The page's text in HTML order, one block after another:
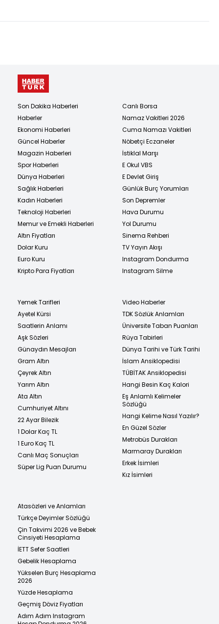
Son Dakika Haberleri
Haberler
Ekonomi Haberleri
Güncel Haberler
Magazin Haberleri
Spor Haberleri
Dünya Haberleri
Sağlık Haberleri
Kadın Haberleri
Teknoloji Haberleri
Memur ve Emekli Haberleri
Altın Fiyatları
Dolar Kuru
Euro Kuru
Kripto Para Fiyatları
Canlı Borsa
Namaz Vakitleri 2026
Cuma Namazı Vakitleri
Nöbetçi Eczaneler
İstiklal Marşı
E Okul VBS
E Devlet Giriş
Günlük Burç Yorumları
Son Depremler
Hava Durumu
Yol Durumu
Sinema Rehberi
TV Yayın Akışı
Instagram Dondurma
Instagram Silme
Yemek Tarifleri
Ayetel Kürsi
Saatlerin Anlamı
Aşk Sözleri
Günaydın Mesajları
Gram Altın
Çeyrek Altın
Yarım Altın
Ata Altın
Cumhuriyet Altını
22 Ayar Bilezik
1 Dolar Kaç TL
1 Euro Kaç TL
Canlı Maç Sonuçları
Süper Lig Puan Durumu
Video Haberler
TDK Sözlük Anlamları
Üniversite Taban Puanları
Rüya Tabirleri
Dünya Tarihi ve Türk Tarihi
İslam Ansiklopedisi
TÜBİTAK Ansiklopedisi
Hangi Besin Kaç Kalori
Eş Anlamlı Kelimeler
Sözlüğü
Hangi Kelime Nasıl Yazılır?
En Güzel Sözler
Metrobüs Durakları
Marmaray Durakları
Erkek İsimleri
Kız İsimleri
Atasözleri ve Anlamları
Türkçe Deyimler Sözlüğü
Çin Takvimi 2026 ve Bebek
Cinsiyeti Hesaplama
İETT Sefer Saatleri
Gebelik Hesaplama
Yükselen Burç Hesaplama
2026
Yüzde Hesaplama
Geçmiş Döviz Fiyatları
Adım Adım Instagram